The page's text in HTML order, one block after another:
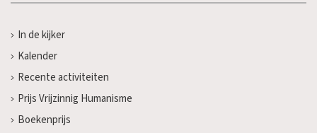
In de kijker
Kalender
Recente activiteiten
Prijs Vrijzinnig Humanisme
Boekenprijs